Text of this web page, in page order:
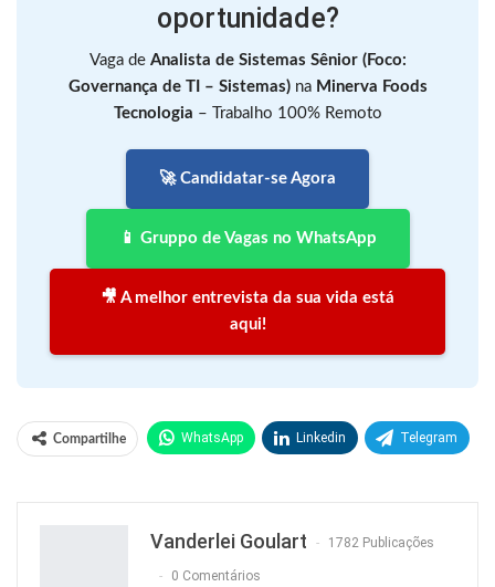
oportunidade?
Vaga de Analista de Sistemas Sênior (Foco:
Governança de TI – Sistemas)na Minerva Foods
Tecnologia – Trabalho 100% Remoto
🚀 Candidatar-se Agora
📱 Gruppo de Vagas no WhatsApp
🎥 A melhor entrevista da sua vida está
aqui!
Compartilhe WhatsApp Linkedin Telegram
Vanderlei Goulart 1782 Publicações
0 Comentários